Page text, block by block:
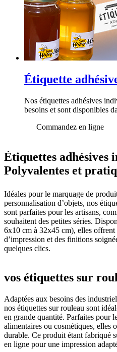
Étiquette
Nos étiquettes adhésives
besoins et sont disponibles
Commandez en ligne
Étiquettes adhésives
Polyvalentes et
Idéales pour le marquage de
personnalisation d’objets, nos
sont parfaites pour les artisans,
souhaitent des petites séries.
6x10 cm à 32x45 cm), elles offrent
d’impression et des finitions
quelques clics.
vos étiquettes sur
Adaptées aux besoins des
nos étiquettes sur rouleau sont
en grande quantité. Parfaites pour
alimentaires ou cosmétiques, elles
durable. Ce produit étant fabriqué
en ligne pour une impression